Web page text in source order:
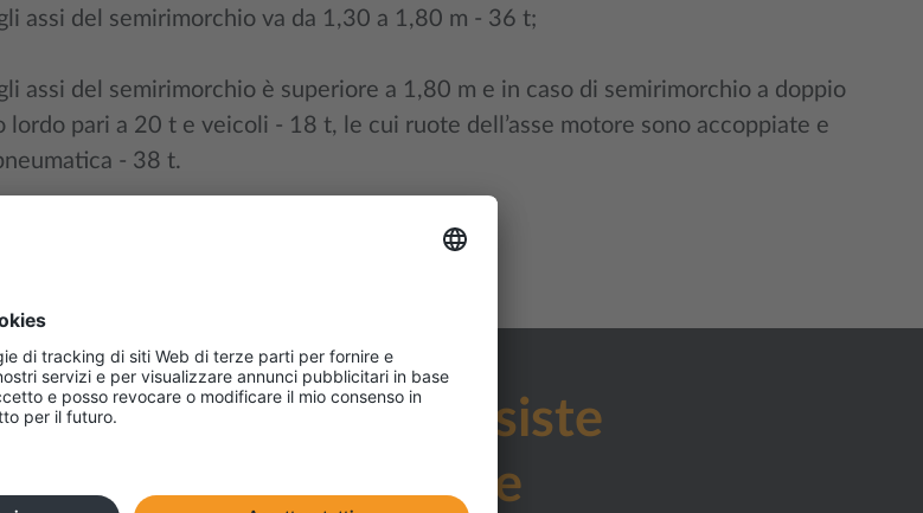
assi del semirimorchio va da 1,30 a 1,80 m - 36 t;
assi del semirimorchio è superiore a 1,80 m e in caso di semirimorchio a doppio
lordo pari a 20 t e veicoli - 18 t, le cui ruote dell’asse motore sono accoppiate e
- 38 t.
ColliCare ti assiste
personalmente